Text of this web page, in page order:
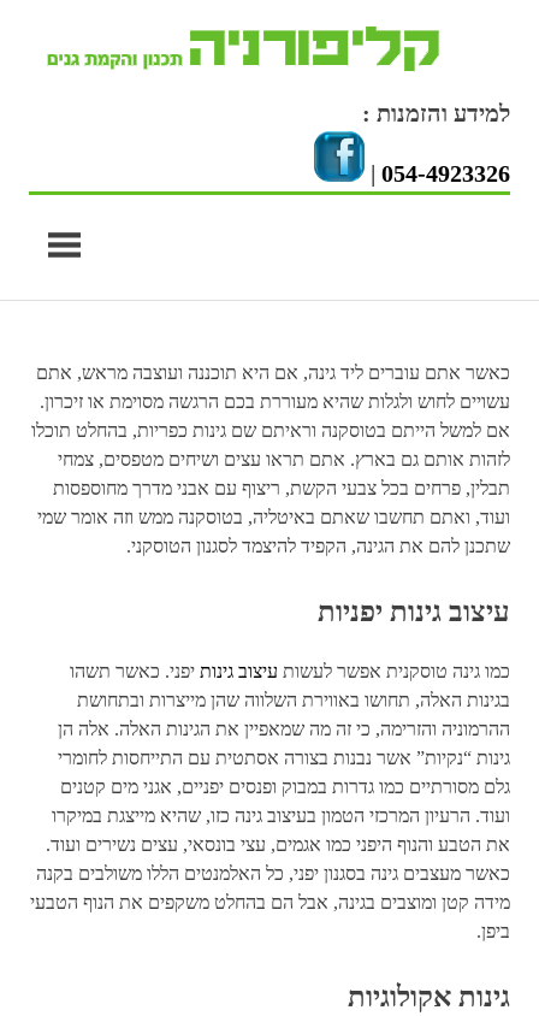
למידע והזמנות :
054-4923326
|
כאשר אתם עוברים ליד גינה, אם היא תוכננה ועוצבה מראש, אתם
עשויים לחוש ולגלות שהיא מעוררת בכם הרגשה מסוימת או זיכרון.
אם למשל הייתם בטוסקנה וראיתם שם גינות כפריות, בהחלט תוכלו
לזהות אותם גם בארץ. אתם תראו עצים ושיחים מטפסים, צמחי
תבלין, פרחים בכל צבעי הקשת, ריצוף עם אבני מדרך מחוספסות
ועוד, ואתם תחשבו שאתם באיטליה, בטוסקנה ממש וזה אומר שמי
שתכנן להם את הגינה, הקפיד להיצמד לסגנון הטוסקני.
עיצוב גינות יפניות
כמו גינה טוסקנית אפשר לעשות עיצוב גינות יפני. כאשר תשהו
בגינות האלה, תחושו באווירת השלווה שהן מייצרות ובתחושת
ההרמוניה והזרימה, כי זה מה שמאפיין את הגינות האלה. אלה הן
גינות “נקיות” אשר נבנות בצורה אסתטית עם התייחסות לחומרי
גלם מסורתיים כמו גדרות במבוק ופנסים יפניים, אגני מים קטנים
ועוד. הרעיון המרכזי הטמון בעיצוב גינה כזו, שהיא מייצגת במיקרו
את הטבע והנוף היפני כמו אגמים, עצי בונסאי, עצים נשירים ועוד.
כאשר מעצבים גינה בסגנון יפני, כל האלמנטים הללו משולבים בקנה
מידה קטן ומוצבים בגינה, אבל הם בהחלט משקפים את הנוף הטבעי
ביפן.
גינות אקולוגיות